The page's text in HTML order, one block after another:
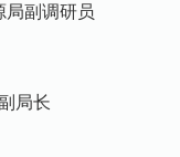
副调研员
长